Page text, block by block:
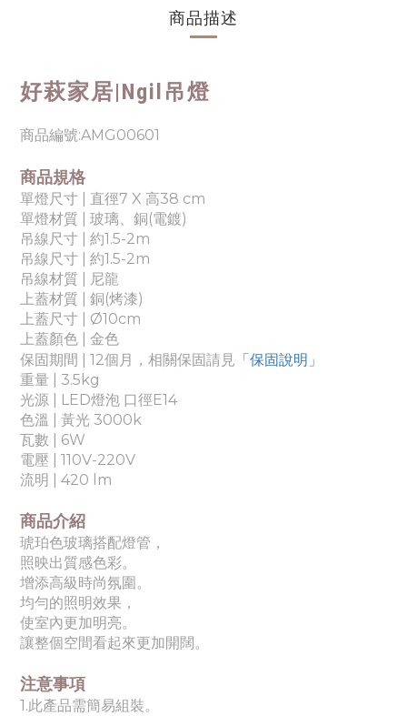
商品描述
好萩家居|Ngil吊燈
商品編號:AMG00601
商品規格
單燈尺寸 | 直徑7 X 高38 cm
單燈材質 | 玻璃、銅(電鍍)
吊線尺寸 | 約1.5-2m
吊線尺寸 | 約1.5-2m
吊線材質 | 尼龍
上蓋材質 | 銅(烤漆)
上蓋尺寸 | Ø10cm
上蓋顏色 | 金色
保固期間 | 12個月，相關保固請見 「保固說明」
重量 | 3.5 kg
光源 |
LED燈泡 口徑E14
色溫 | 黃光 3000k
瓦數 | 6W
電壓 | 110V-220V
流明 | 420 lm
商品介紹
琥珀色玻璃搭配燈管，
照映出質感色彩。
增添高級時尚氛圍。
均勻的照明效果，
使室內更加明亮。
讓整個空間看起來更加開闊。
注意事項
1.此產品需簡易組裝。